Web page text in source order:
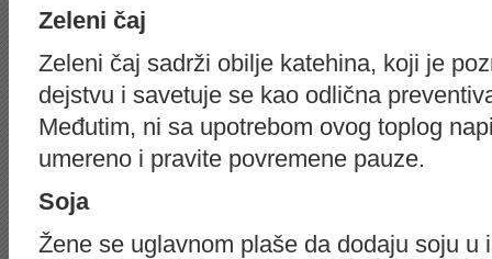
Zeleni čaj
Zeleni čaj sadrži obilje katehina, koji je
dejstvu i savetuje se kao odlična
Međutim, ni sa upotrebom ovog toplog
umereno i pravite povremene pauze.
Soja
Žene se uglavnom plaše da dodaju soju u